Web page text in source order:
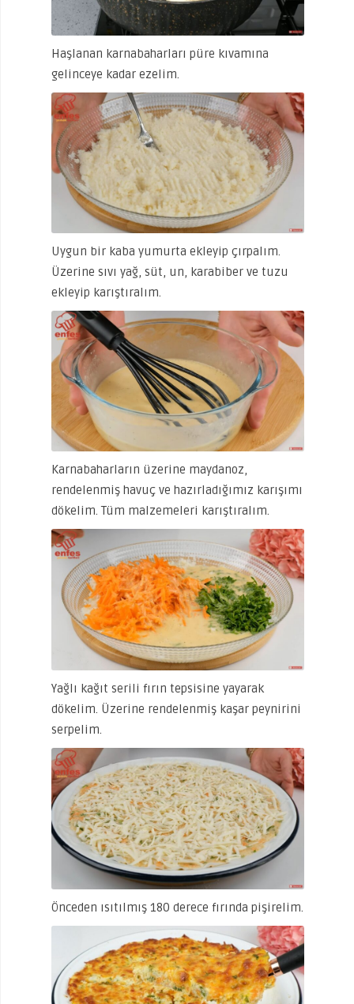
Haşlanan karnabaharları püre kıvamına
gelinceye kadar ezelim.
Uygun bir kaba yumurta ekleyip çırpalım.
Üzerine sıvı yağ, süt, un, karabiber ve tuzu
ekleyip karıştıralım.
Karnabaharların üzerine maydanoz,
rendelenmiş havuç ve hazırladığımız karışımı
dökelim. Tüm malzemeleri karıştıralım.
Yağlı kağıt serili fırın tepsisine yayarak
dökelim. Üzerine rendelenmiş kaşar peynirini
serpelim.
Önceden ısıtılmış 180 derece fırında pişirelim.